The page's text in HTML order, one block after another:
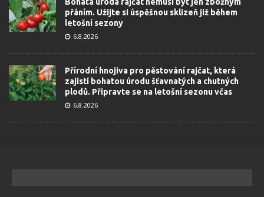
přáním. Užijte si úspěšnou sklizeň již během
letošní sezony
6.8.2026
Přírodní hnojiva pro pěstování rajčat, která
zajistí bohatou úrodu šťavnatých a chutných
plodů. Připravte se na letošní sezonu včas
6.8.2026